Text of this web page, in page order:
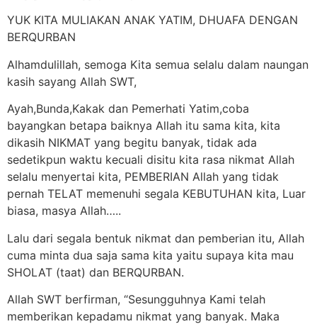
YUK KITA MULIAKAN ANAK YATIM, DHUAFA DENGAN
BERQURBAN
Alhamdulillah, semoga Kita semua selalu dalam naungan
kasih sayang Allah SWT,
Ayah,Bunda,Kakak dan Pemerhati Yatim,coba
bayangkan betapa baiknya Allah itu sama kita, kita
dikasih NIKMAT yang begitu banyak, tidak ada
sedetikpun waktu kecuali disitu kita rasa nikmat Allah
selalu menyertai kita, PEMBERIAN Allah yang tidak
pernah TELAT memenuhi segala KEBUTUHAN kita, Luar
biasa, masya Allah…..
Lalu dari segala bentuk nikmat dan pemberian itu, Allah
cuma minta dua saja sama kita yaitu supaya kita mau
SHOLAT (taat) dan BERQURBAN.
Allah SWT berfirman, “Sesungguhnya Kami telah
memberikan kepadamu nikmat yang banyak. Maka